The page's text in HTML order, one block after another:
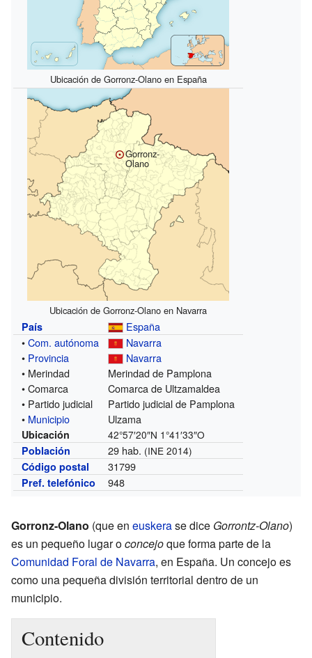
Ubicación de Gorronz-Olano en España
Gorronz-
Olano
Ubicación de Gorronz-Olano en Navarra
País
España
•Com. autónoma
Navarra
• Provincia
Navarra
• Merindad
Merindad de Pamplona
• Comarca
Comarca de Ultzamaldea
• Partido judicial
Partido judicial de Pamplona
• Municipio Ulzama
Ubicación 42°57′20″N 1°41′33″O
Población
29 hab. (INE 2014)
Código postal
31799
Pref. telefónico 948
Gorronz-Olano (que en euskerase dice Gorrontz-Olano)
es un pequeño lugar oconcejoque forma parte de la
Comunidad Foral de Navarra, en España. Un concejo es
como una pequeña división territorial dentro de un
municipio.
Contenido